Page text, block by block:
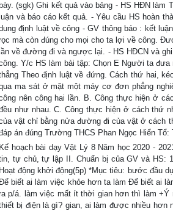
bày. (sgk) Ghi kết quả vào bảng - HS HĐN làm
luận và báo cáo kết quả. - Yêu cầu HS hoàn
định luật về công - GV thông báo : kết
mà còn đúng cho mọi cho ta lợi về công.
lần về đường đi và ngược lại. - HS HĐCN và
Y/c HS làm bài tập: Chọn E Người ta
Theo định luật về đứng. Cách thứ hai,
ma sát ở mặt một máy cơ đơn phẳng
nên công hai lần. B. Công thực hiện ở
như nhau. C. Công thực hiện ở cách thứ
vật chỉ bằng nửa đường đi của vật ở cách
án đúng Trường THCS Phan Ngọc Hiển Tổ:
Kế hoạch bài dạy Vật Lý 8 Năm học 2020 -
tự chủ, tự lập II. Chuẩn bị của GV và HS:
Hoạt động khởi động(5p) *Mục tiêu: bước đầu
biết ai làm việc khỏe hơn ta làm Để biết ai
p/á. làm việc mất ít thời gian hơn thì làm +Ý
bị điện là gì? gian, ai làm được nhiều hơn